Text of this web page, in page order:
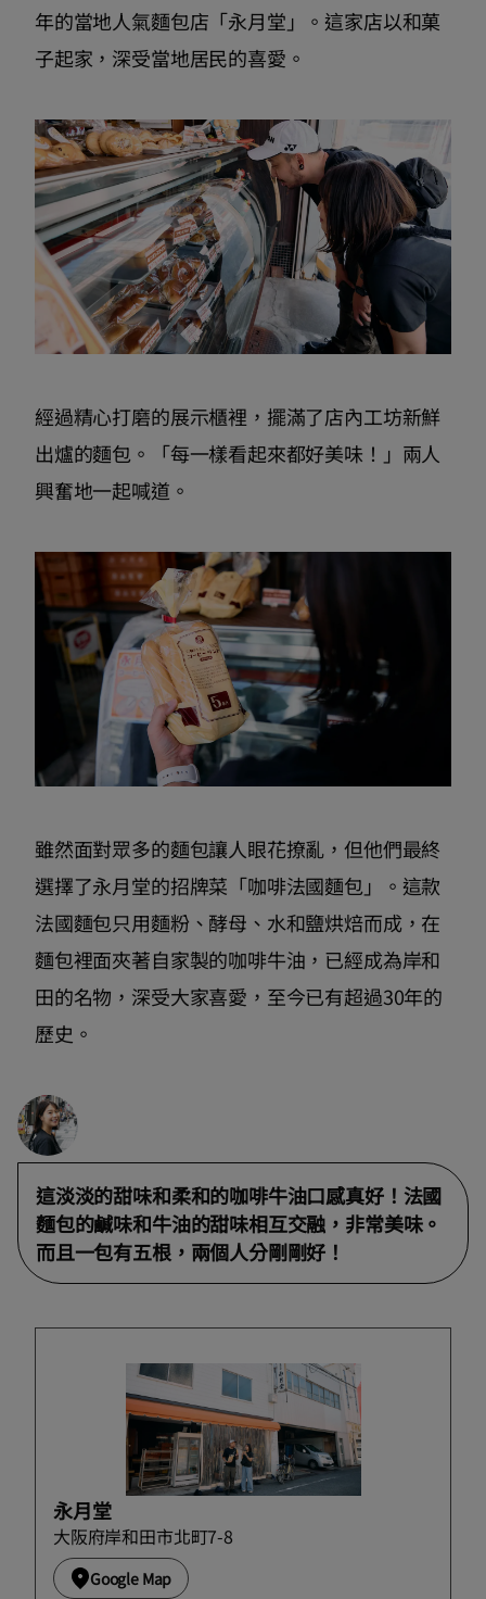
年的當地人氣麵包店「永月堂」。這家店以和菓
子起家，深受當地居民的喜愛。
經過精心打磨的展示櫃裡，擺滿了店內工坊新鮮
出爐的麵包。「每一樣看起來都好美味！」兩人
興奮地一起喊道。
雖然面對眾多的麵包讓人眼花撩亂，但他們最終
選擇了永月堂的招牌菜「咖啡法國麵包」。這款
法國麵包只用麵粉、酵母、水和鹽烘焙而成，在
麵包裡面夾著自家製的咖啡牛油，已經成為岸和
田的名物，深受大家喜愛，至今已有超過30年的
歷史。
這淡淡的甜味和柔和的咖啡牛油口感真好！法國
麵包的鹹味和牛油的甜味相互交融，非常美味。
而且一包有五根，兩個人分剛剛好！
永月堂
大阪府岸和田市北町7-8
Google Map